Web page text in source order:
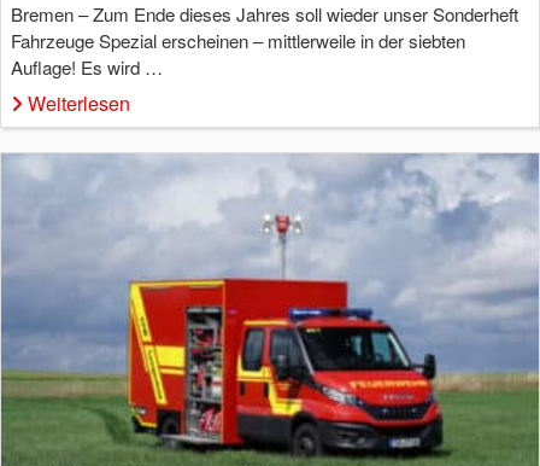
Bremen – Zum Ende dieses Jahres soll wieder unser Sonderheft
Fahrzeuge Spezial erscheinen – mittlerweile in der siebten
Auflage! Es wird …
Weiterlesen